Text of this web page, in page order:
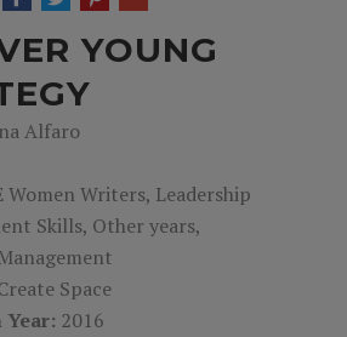
YOUNG
Alfaro
Women Writers, Leadership
Skills, Other years,
Space
2016